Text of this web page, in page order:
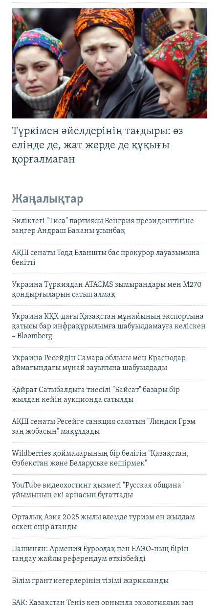
Түркімен әйелдерінің тағдыры: өз
елінде де, жат жерде де құқығы
қорғалмаған
Жаңалықтар
Биліктегі "Тиса" партиясы Венгрия президенттігіне
заңгер Андраш Баканы ұсынбақ
АҚШ сенаты Тодд Бланшты бас прокурор лауазымына
бекітті
Украина Түркиядан ATACMS зымырандары мен M270
қондырғыларын сатып алмақ
Украина КҚК-дағы Қазақстан мұнайының экспортына
қатысы бар инфрақұрылымға шабуылдамауға келіскен
– Bloomberg
Украина Ресейдің Самара облысы мен Краснодар
аймағындағы мұнай зауытына шабуылдады
Қайрат Сатыбалдыға тиесілі "Байсат" базары бір
жылдан кейін аукционда сатылды
АҚШ сенаты Ресейге санкция салатын "Линдси Грэм
заң жобасын" мақұлдады
Wildberries қоймаларының бір бөлігін "Қазақстан,
Өзбекстан және Беларуське көшірмек"
YouTube видеохостинг қызметі "Русская община"
ұйымының екі арнасын бұғаттады
Орталық Азия 2025 жылы әлемде туризм ең жылдам
өскен өңір атанды
Пашинян: Армения Еуроодақ пен ЕАЭО-ның бірін
таңдау жайлы референдум өткізбейді
Білім грант иегерлерінің тізімі жарияланды
БАҚ: Қазақстан Теңіз кен орнында экологиялық заң